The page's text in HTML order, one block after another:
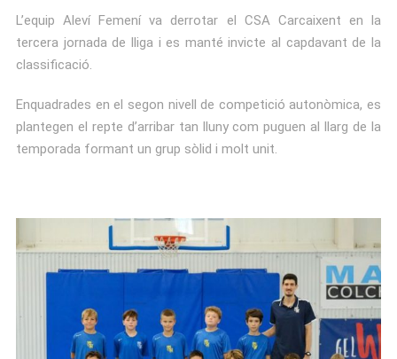
L’equip Aleví Femení va derrotar el CSA Carcaixent en la
tercera jornada de lliga i es manté invicte al capdavant de la
classificació.
Enquadrades en el segon nivell de competició autonòmica, es
plantegen el repte d’arribar tan lluny com puguen al llarg de la
temporada formant un grup sòlid i molt unit.